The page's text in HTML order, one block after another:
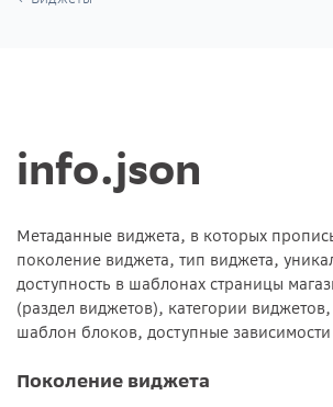
info.json
Метаданные виджета, в которых
поколение виджета, тип виджета,
доступность в шаблонах страницы
(раздел виджетов), категории
шаблон блоков, доступные
Поколение виджета